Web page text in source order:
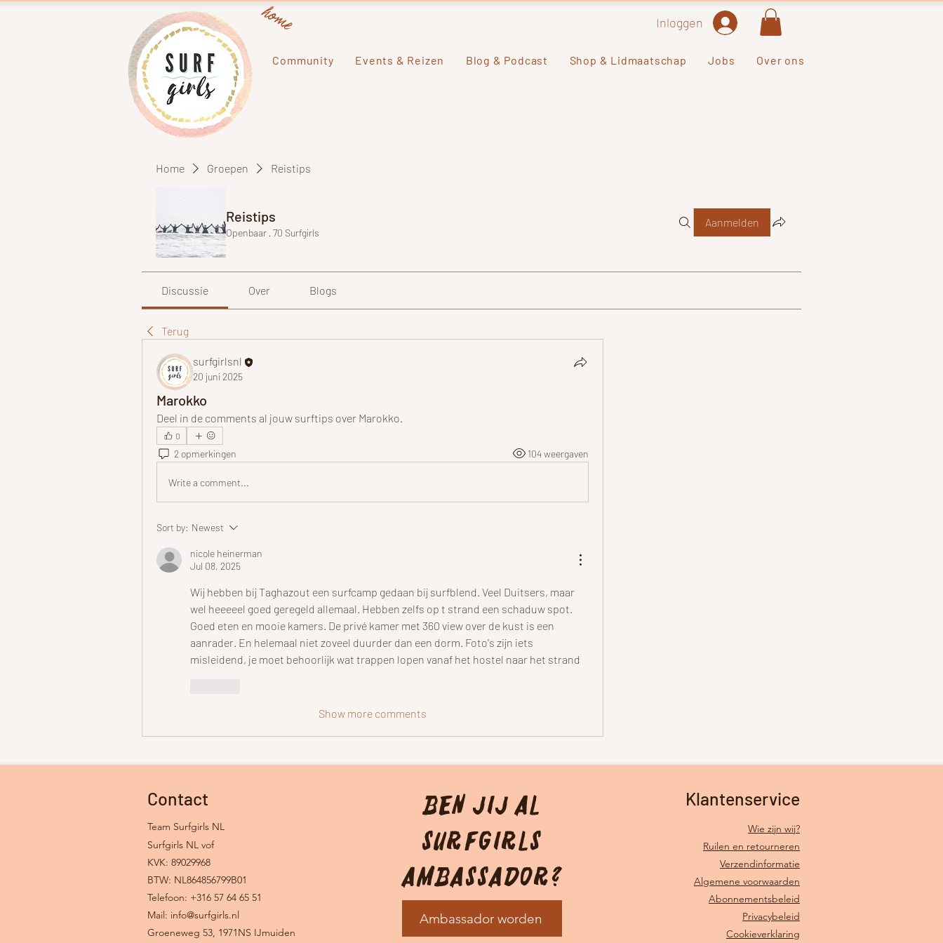
Inloggen
Community Events & Reizen Blog & Podcast Shop & Lidmaatschap Jobs Over ons
home
Home Groepen Reistips
Reistips
Openbaar · 70 Surfgirls
Aanmelden
Discussie Over Blogs
Terug
surfgirlsnl
20 juni 2025
Marokko
Deel in de comments al jouw surftips over Marokko.
0
2 opmerkingen 104 weergaven
Write a comment...
Sort by: Newest
nicole heinerman
Jul 08, 2025
Wij hebben bij Taghazout een surfcamp gedaan bij surfblend. Veel Duitsers, maar
wel heeeeel goed geregeld allemaal. Hebben zelfs op t strand een schaduw spot.
Goed eten en mooie kamers. De privé kamer met 360 view over de kust is een
aanrader. En helemaal niet zoveel duurder dan een dorm. Foto's zijn iets
misleidend, je moet behoorlijk wat trappen lopen vanaf het hostel naar het strand
Show more comments
Contact
Team Surfgirls NL
Surfgirls NL vof
KVK: 89029968
BTW: NL864856799B01
Telefoon: +316 57 64 65 51
Mail: info@surfgirls.nl
Groeneweg 53, 1971NS IJmuiden
Klantenservice
Wie zijn wij?
Ruilen en retourneren
Verzendinformatie
Algemene voorwaarden
Abonnementsbeleid
Privacybeleid
Cookieverklaring
Ben jij Al
Surfgirls
Ambassador?
Ambassador worden